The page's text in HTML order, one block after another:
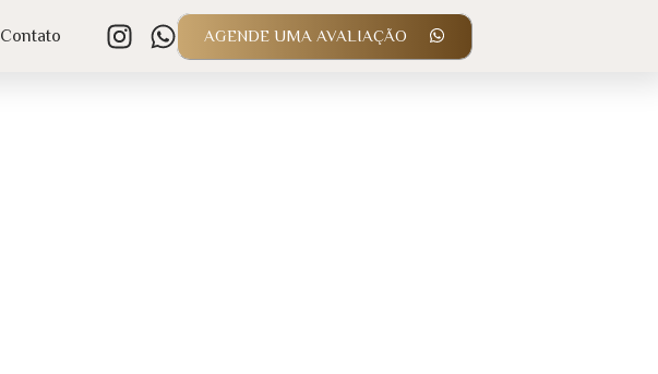
Contato AGENDE UMA AVALIAÇÃO